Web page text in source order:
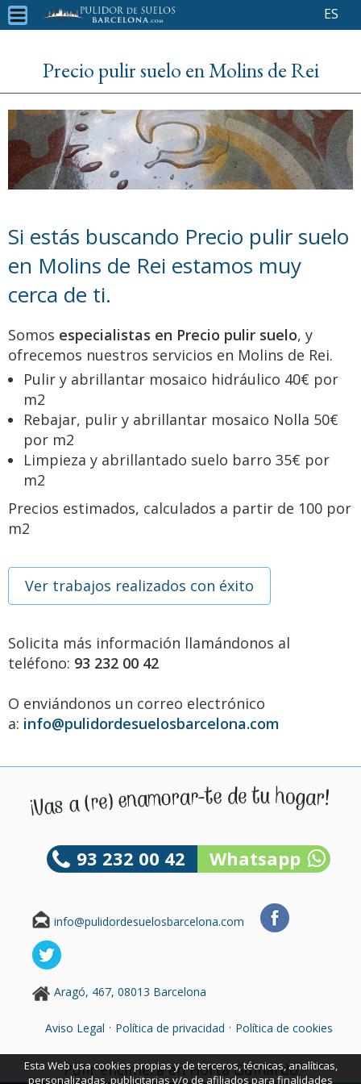
ES
Precio pulir suelo en Molins de Rei
Si estás buscando Precio pulir suelo
en Molins de Rei estamos muy
cerca de ti.
Somos especialistas en Precio pulir suelo, y
ofrecemos nuestros servicios en Molins de Rei.
Pulir y abrillantar mosaico hidráulico 40€ por
m2
Rebajar, pulir y abrillantar mosaico Nolla 50€
por m2
Limpieza y abrillantado suelo barro 35€ por
m2
Precios estimados, calculados a partir de 100 por
m2
Ver trabajos realizados con éxito
Solicita más información llamándonos al
teléfono: 93 232 00 42
O enviándonos un correo electrónico
a: info@pulidordesuelosbarcelona.com
93 232 00 42 Whatsapp
info@pulidordesuelosbarcelona.com
Aragó, 467, 08013 Barcelona
Aviso Legal · Política de privacidad · Política de cookies
Pulir encimera en Horta Guinardó
Esta Web usa cookies propias y de terceros, técnicas, analíticas,
personalizadas, publicitarias y/o de afiliados para finalidades